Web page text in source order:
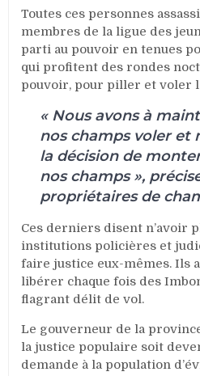
champs
en
province
Cibitoke
Toutes ces personnes
membres de la ligue des
parti au pouvoir en tenues
qui profitent des rondes
pouvoir, pour piller et voler
« Nous avons à
nos champs voler et
la décision de
nos champs »,
propriétaires de
Ces derniers disent n’avoir
institutions policières et
faire justice eux-mêmes. Ils
libérer chaque fois des
flagrant délit de vol.
Le gouverneur de la
la justice populaire soit
demande à la population